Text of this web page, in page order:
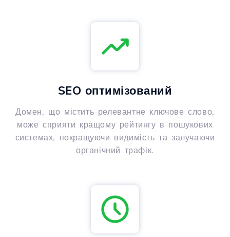
SEO оптимізований
Домен, що містить релевантне ключове слово,
може сприяти кращому рейтингу в пошукових
системах, покращуючи видимість та залучаючи
органічний трафік.